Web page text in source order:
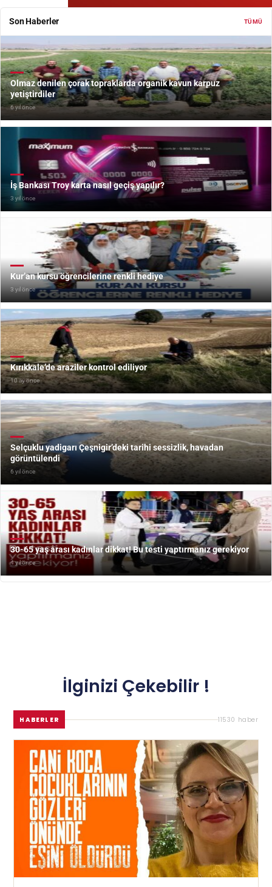
Son Haberler TÜMÜ
Olmaz denilen çorak topraklarda organik kavun karpuz
yetiştirdiler
6 yıl önce
İş Bankası Troy karta nasıl geçiş yapılır?
3 yıl önce
Kur’an kursu öğrencilerine renkli hediye
3 yıl önce
Kırıkkale’de araziler kontrol ediliyor
10 ay önce
Selçuklu yadigarı Çeşnigir’deki tarihi sessizlik, havadan
görüntülendi
6 yıl önce
30-65 yaş arası kadınlar dikkat! Bu testi yaptırmanız gerekiyor
4 yıl önce
İlginizi Çekebilir !
HABERLER 11530 haber